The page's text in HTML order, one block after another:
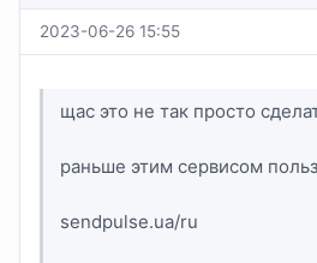
2023-06-26 15:55
щас это не так просто
раньше этим сервисом
sendpulse.ua/ru